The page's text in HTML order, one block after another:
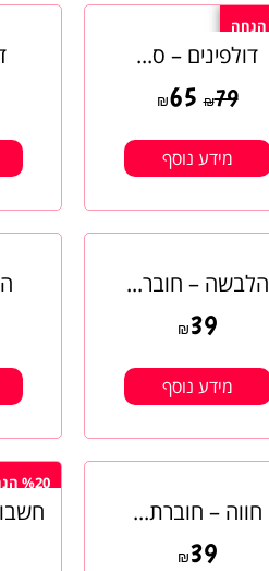
דולפינים – ס...
₪79
₪65
מידע נוסף
הלבשה – חובר...
₪39
מידע נוסף
חווה – חוברת...
₪39
%20 הנחה